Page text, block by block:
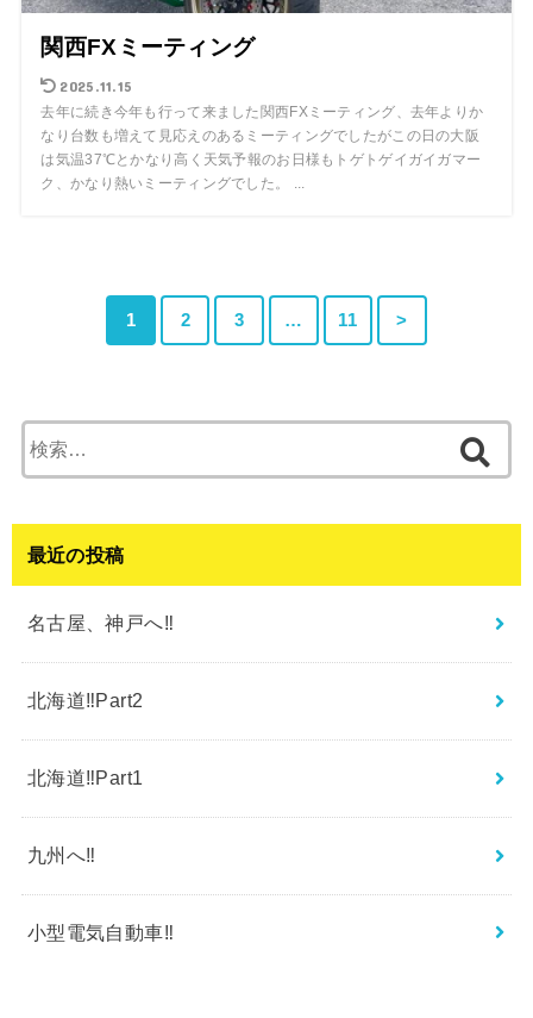
関西FXミーティング
2025.11.15
去年に続き今年も行って来ました関西FXミーティング、去年よりか
なり台数も増えて見応えのあるミーティングでしたがこの日の大阪
は気温37℃とかなり高く天気予報のお日様もトゲトゲイガイガマー
ク、かなり熱いミーティングでした。 ...
1 2 3 … 11 >
索:
最近の投稿
名古屋、神戸へ‼︎
北海道‼︎Part2
北海道‼︎Part1
九州へ‼︎
小型電気自動車‼︎